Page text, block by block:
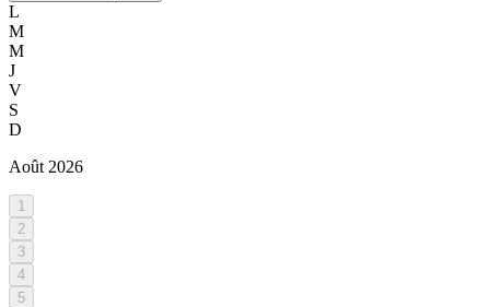
L
M
M
J
V
S
D
Août 2026
1
2
3
4
5